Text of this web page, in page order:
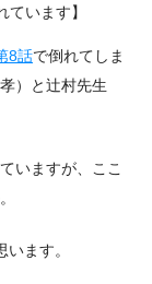
います】
8話で倒れてしま
）と辻村先生
いますが、ここ
ます。